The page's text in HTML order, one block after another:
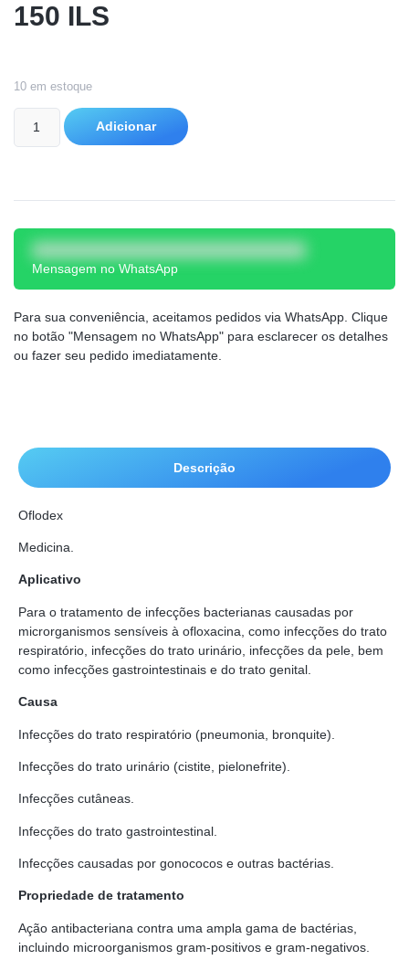
150 ILS
10 em estoque
Adicionar
Mensagem no WhatsApp
Para sua conveniência, aceitamos pedidos via WhatsApp. Clique
no botão "Mensagem no WhatsApp" para esclarecer os detalhes
ou fazer seu pedido imediatamente.
Descrição
Oflodex
Medicina.
Aplicativo
Para o tratamento de infecções bacterianas causadas por
microrganismos sensíveis à ofloxacina, como infecções do trato
respiratório, infecções do trato urinário, infecções da pele, bem
como infecções gastrointestinais e do trato genital.
Causa
Infecções do trato respiratório (pneumonia, bronquite).
Infecções do trato urinário (cistite, pielonefrite).
Infecções cutâneas.
Infecções do trato gastrointestinal.
Infecções causadas por gonococos e outras bactérias.
Propriedade de tratamento
Ação antibacteriana contra uma ampla gama de bactérias,
incluindo microorganismos gram-positivos e gram-negativos.